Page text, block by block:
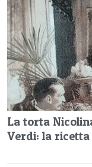
La torta
Verdi: la ricetta